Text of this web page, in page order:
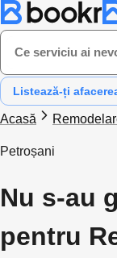
Ce serviciu ai
Listează-ți
Acasă
Petroșani
Nu s-au
pentru